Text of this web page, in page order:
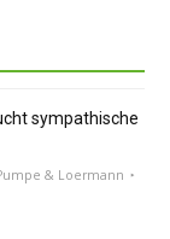
sympathische
& Loermann